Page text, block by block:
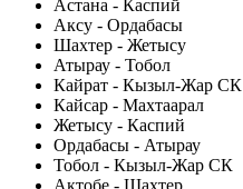
Астана - Каспий
Аксу - Ордабасы
Шахтер - Жетысу
Атырау - Тобол
Кайрат - Кызыл-Жар СК
Кайсар - Махтаарал
Жетысу - Каспий
Ордабасы - Атырау
Тобол - Кызыл-Жар СК